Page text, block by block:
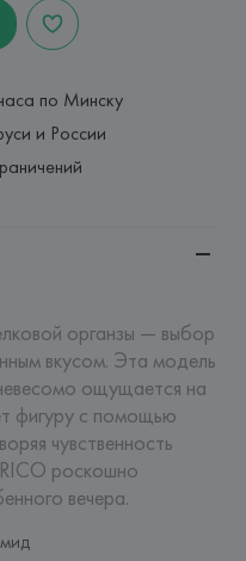
по Минску
и России
органзы — выбор
вкусом. Эта модель
ощущается на
фигуру с помощью
чувственность
роскошно
вечера.